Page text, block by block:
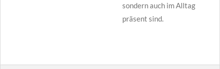
sondern auch im Alltag
präsent sind.